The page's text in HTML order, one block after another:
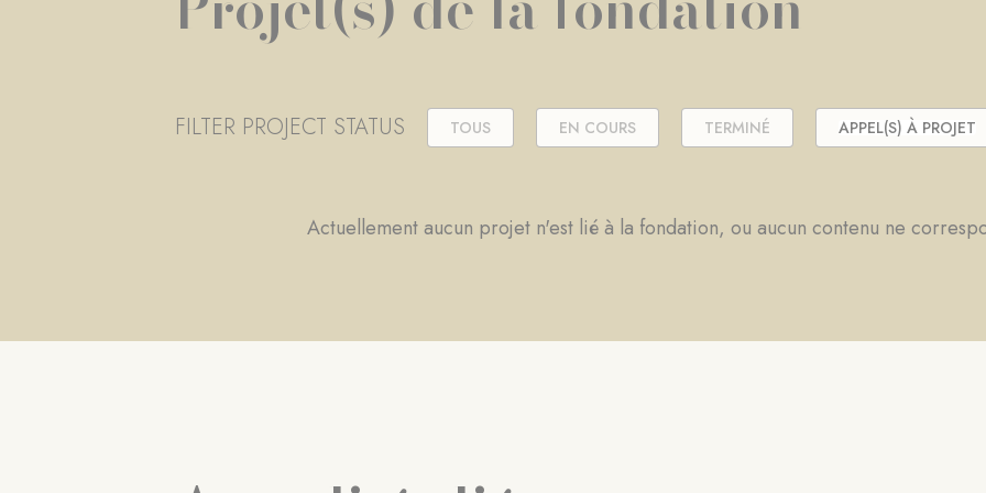
FILTER PROJECT STATUS TOUS EN COURS TERMINÉ APPEL(S) À PROJET
Actuellement aucun projet n'est lié à la fondation, ou aucun contenu ne